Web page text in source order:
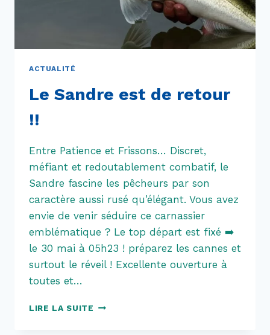
ACTUALITÉ
Le Sandre est de retour
!!
Entre Patience et Frissons… Discret,
méfiant et redoutablement combatif, le
Sandre fascine les pêcheurs par son
caractère aussi rusé qu’élégant. Vous avez
envie de venir séduire ce carnassier
emblématique ? Le top départ est fixé ➡️
le 30 mai à 05h23 ! préparez les cannes et
surtout le réveil ! Excellente ouverture à
toutes et…
LIRE LA SUITE LE